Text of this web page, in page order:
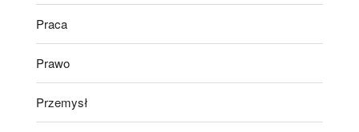
Praca
Prawo
Przemysł